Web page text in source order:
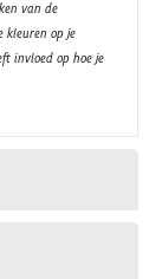
van de
kleuren op je
invloed op hoe je